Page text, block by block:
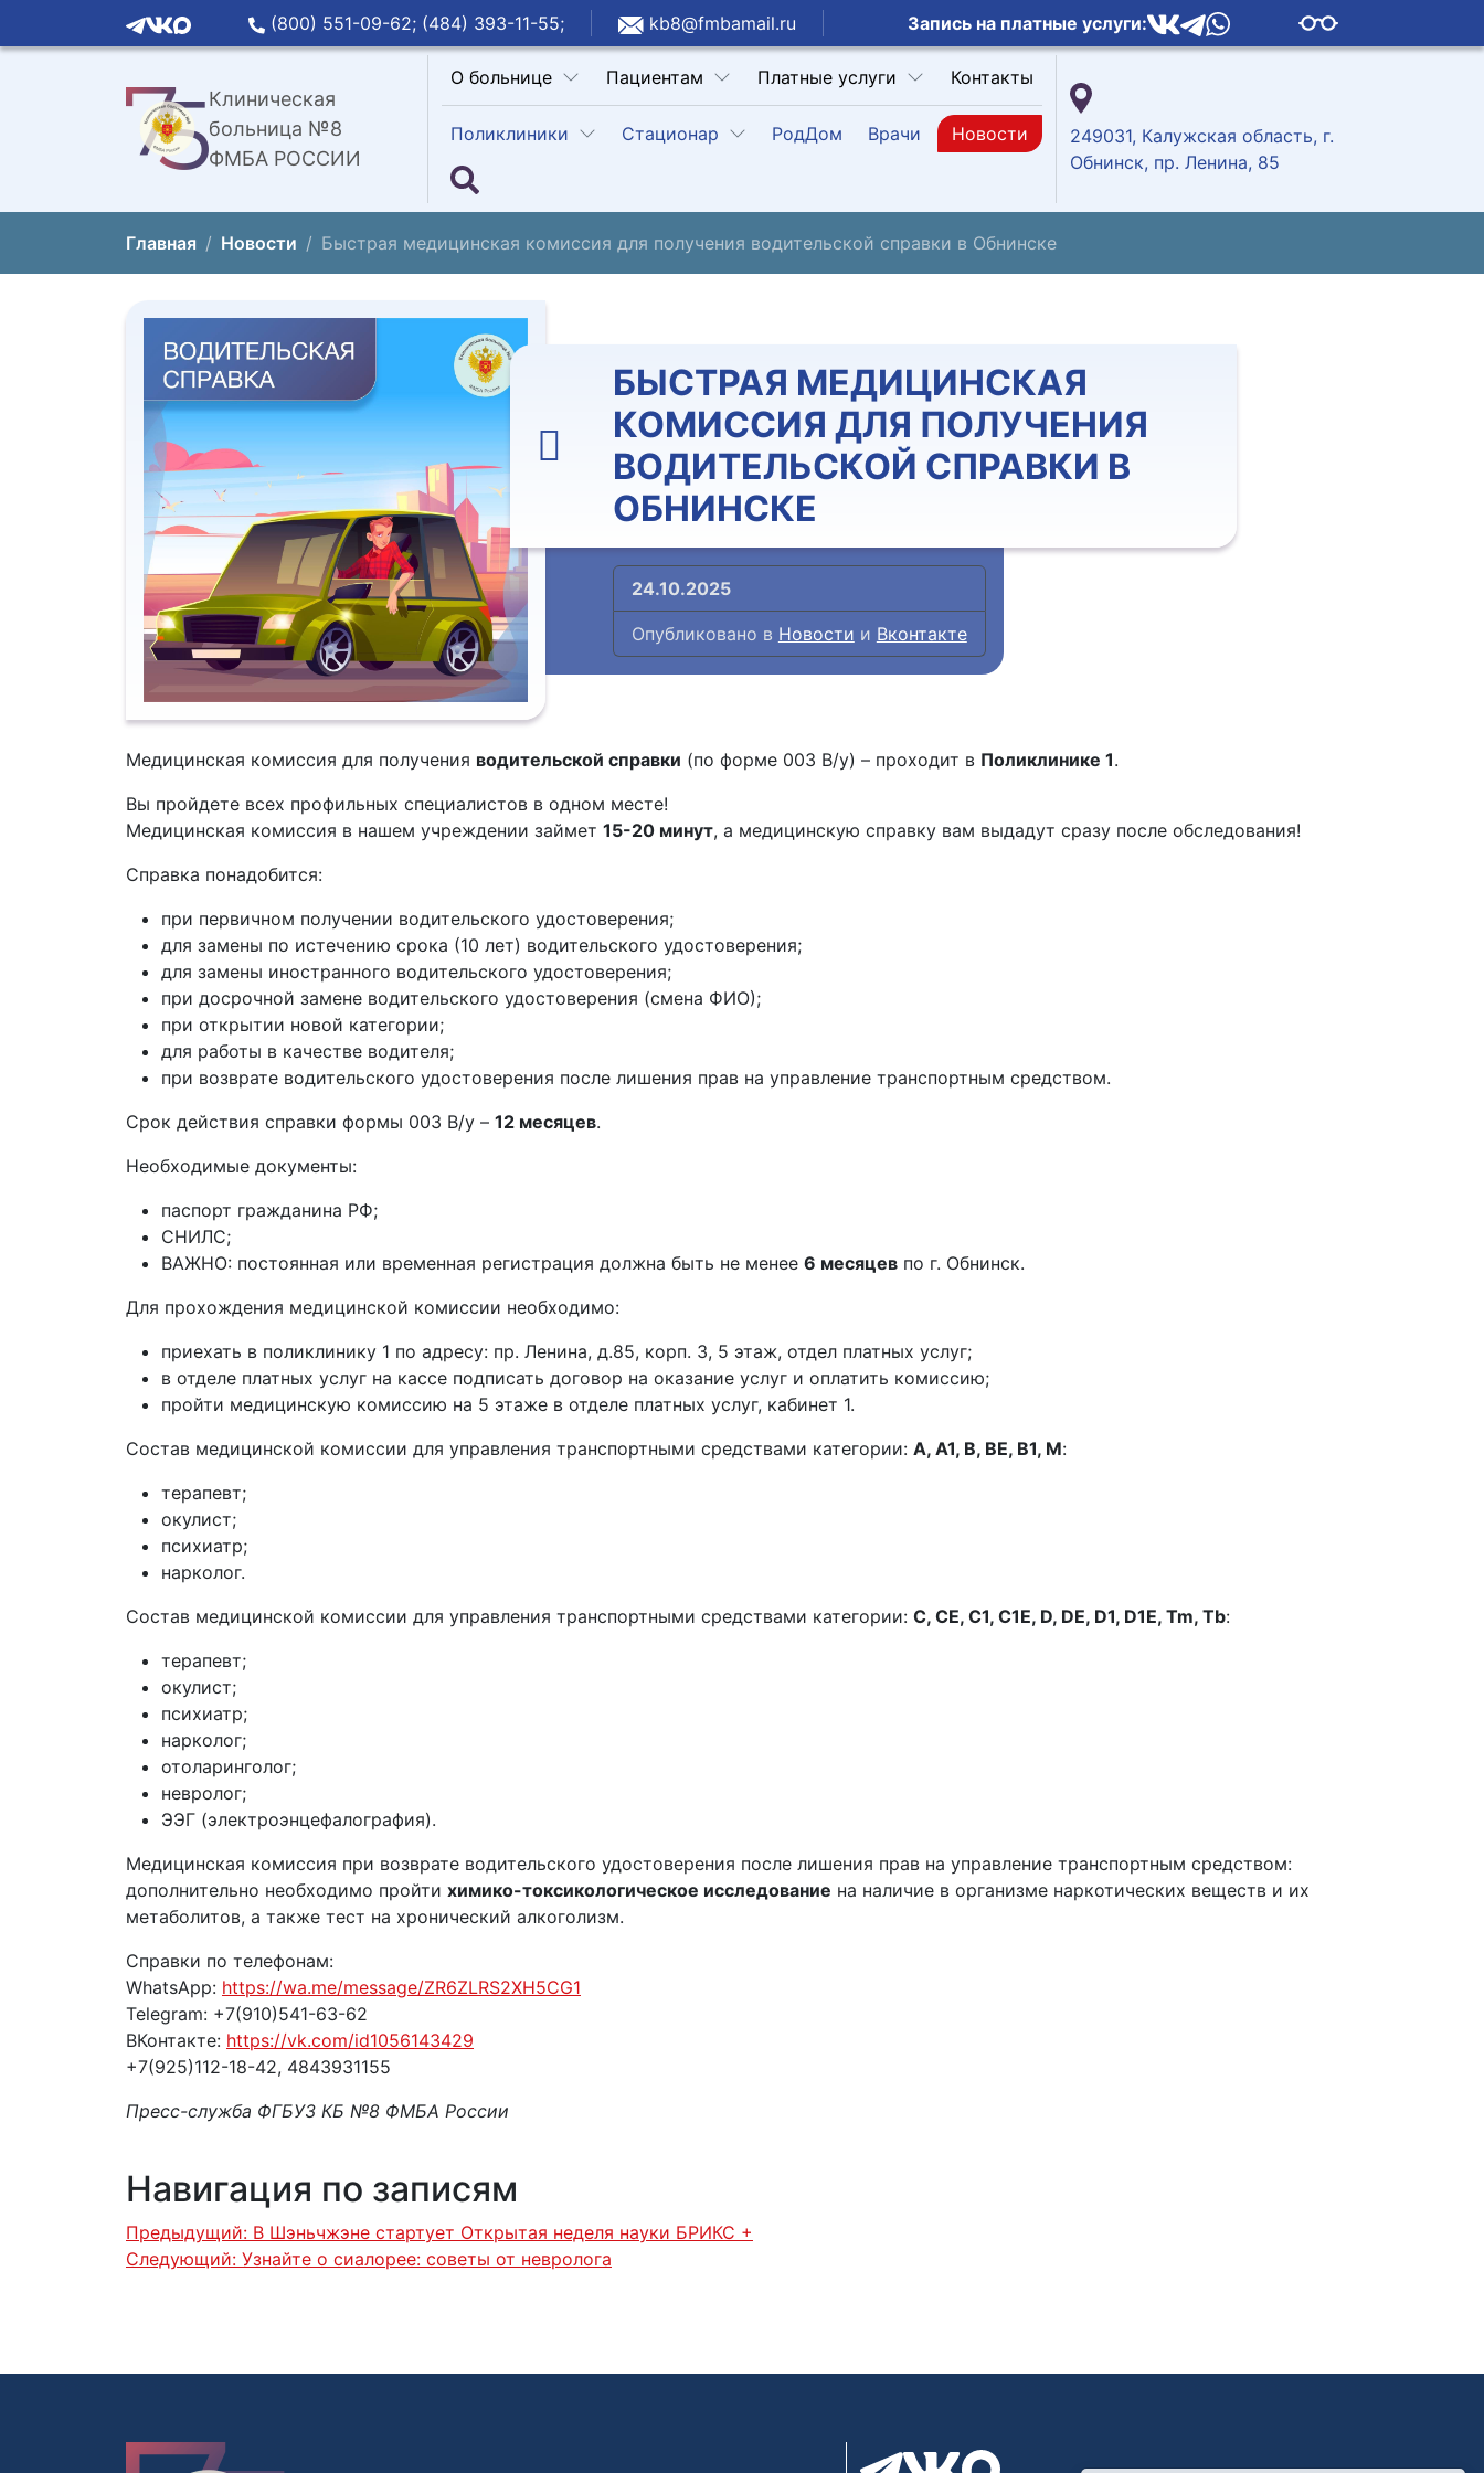
(800) 551-09-62; (484) 393-11-55; kb8@fmbamail.ru Запись на платные услуги:
Клиническая
больница №8
ФМБА РОССИИ
О больнице Пациентам Платные услуги Контакты
Поликлиники Стационар РодДом Врачи Новости
249031, Калужская область, г.
Обнинск, пр. Ленина, 85
Главная Новости Быстрая медицинская комиссия для получения водительской справки в Обнинске
БЫСТРАЯ МЕДИЦИНСКАЯ
КОМИССИЯ ДЛЯ ПОЛУЧЕНИЯ
ВОДИТЕЛЬСКОЙ СПРАВКИ В
ОБНИНСКЕ
24.10.2025
Опубликовано в Новости и Вконтакте
Медицинская комиссия для получения водительской справки (по форме 003 В/у) – проходит в Поликлинике 1.
Вы пройдете всех профильных специалистов в одном месте!
Медицинская комиссия в нашем учреждении займет 15-20 минут, а медицинскую справку вам выдадут сразу после обследования!
Справка понадобится:
при первичном получении водительского удостоверения;
для замены по истечению срока (10 лет) водительского удостоверения;
для замены иностранного водительского удостоверения;
при досрочной замене водительского удостоверения (смена ФИО);
при открытии новой категории;
для работы в качестве водителя;
при возврате водительского удостоверения после лишения прав на управление транспортным средством.
Срок действия справки формы 003 В/у – 12 месяцев.
Необходимые документы:
паспорт гражданина РФ;
СНИЛС;
ВАЖНО: постоянная или временная регистрация должна быть не менее 6 месяцев по г. Обнинск.
Для прохождения медицинской комиссии необходимо:
приехать в поликлинику 1 по адресу: пр. Ленина, д.85, корп. 3, 5 этаж, отдел платных услуг;
в отделе платных услуг на кассе подписать договор на оказание услуг и оплатить комиссию;
пройти медицинскую комиссию на 5 этаже в отделе платных услуг, кабинет 1.
Состав медицинской комиссии для управления транспортными средствами категории: A, A1, B, BE, B1, M:
терапевт;
окулист;
психиатр;
нарколог.
Состав медицинской комиссии для управления транспортными средствами категории: C, CE, C1, C1E, D, DE, D1, D1E, Tm, Tb:
терапевт;
окулист;
психиатр;
нарколог;
отоларинголог;
невролог;
ЭЭГ (электроэнцефалография).
Медицинская комиссия при возврате водительского удостоверения после лишения прав на управление транспортным средством:
дополнительно необходимо пройти химико-токсикологическое исследование на наличие в организме наркотических веществ и их
метаболитов, а также тест на хронический алкоголизм.
Справки по телефонам:
WhatsApp: https://wa.me/message/ZR6ZLRS2XH5CG1
Telegram: +7(910)541-63-62
ВКонтакте: https://vk.com/id1056143429
+7(925)112-18-42, 4843931155
Пресс-служба ФГБУЗ КБ №8 ФМБА России
Навигация по записям
Предыдущий: В Шэньчжэне стартует Открытая неделя науки БРИКС +
Следующий: Узнайте о сиалорее: советы от невролога